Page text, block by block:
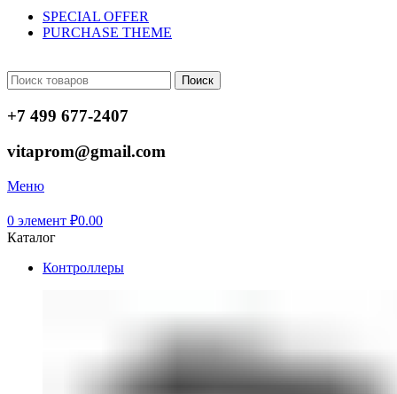
SPECIAL OFFER
PURCHASE THEME
Поиск
+7 499 677-2407
vitaprom@gmail.com
Меню
0 элемент ₽0.00
Каталог
Контроллеры